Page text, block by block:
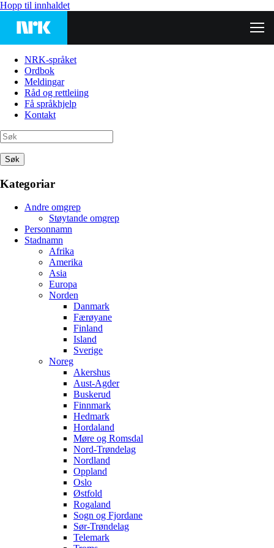
Hopp til innhaldet
NRK-språket
Ordbok
Meldingar
Råd og rettleiing
Få språkhjelp
Kontakt
Søk
Kategoriar
Andre omgrep
Støytande omgrep
Personnamn
Stadnamn
Afrika
Amerika
Asia
Europa
Norden
Danmark
Færøyane
Finland
Island
Sverige
Noreg
Akershus
Aust-Agder
Buskerud
Finnmark
Hedmark
Hordaland
Møre og Romsdal
Nord-Trøndelag
Nordland
Oppland
Oslo
Østfold
Rogaland
Sogn og Fjordane
Sør-Trøndelag
Telemark